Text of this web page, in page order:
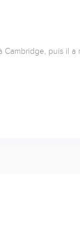
puis il